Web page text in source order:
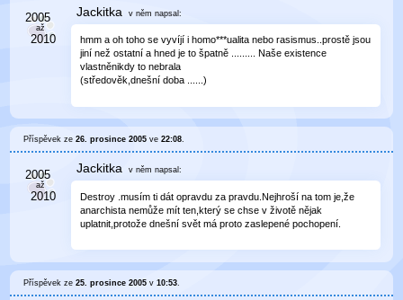
Jackitka v něm napsal:
hmm a oh toho se vyvíjí i homo***ualita nebo rasismus..prostě jsou
jiní než ostatní a hned je to špatně ......... Naše existence
vlastněnikdy to nebrala
(středověk,dnešní doba ......)
Příspěvek ze26. prosince 2005 ve22:08.
Jackitka v něm napsal:
Destroy .musím ti dát opravdu za pravdu.Nejhroší na tom je,že
anarchista nemůže mít ten,který se chse v životě nějak
uplatnit,protože dnešní svět má proto zaslepené pochopení.
Příspěvek ze25. prosince 2005 v10:53